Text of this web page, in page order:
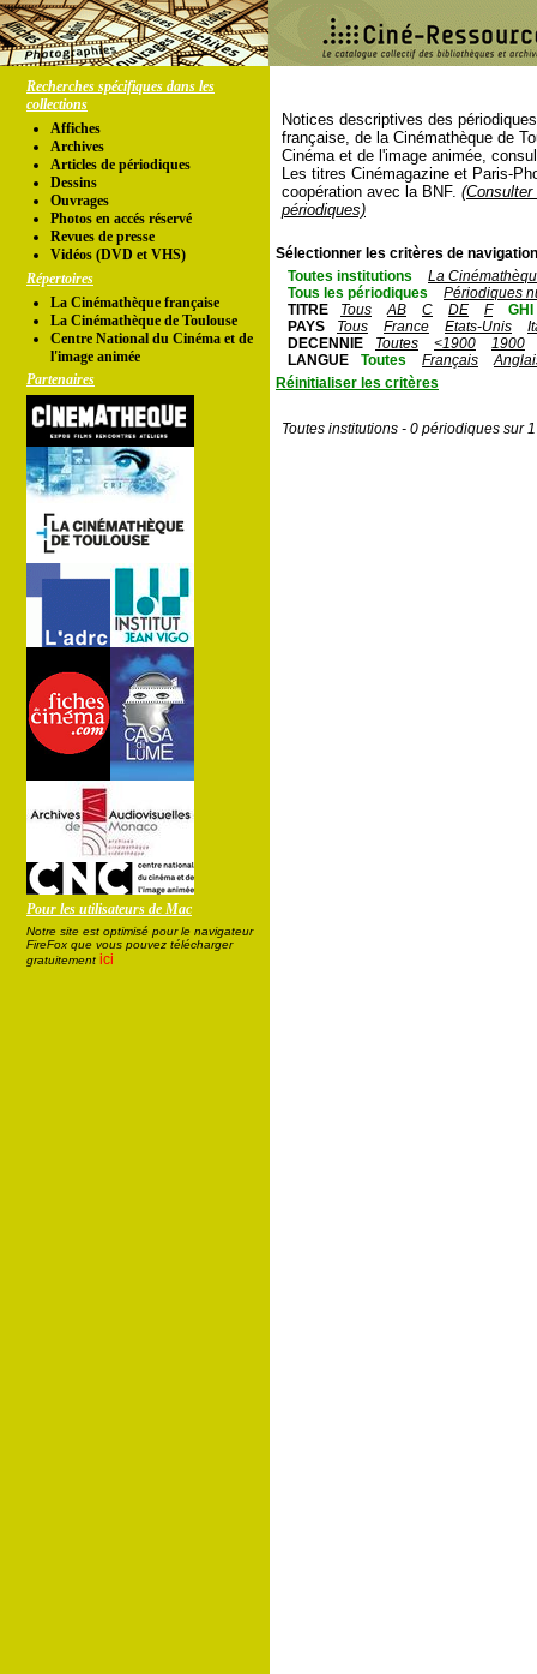
Recherches spécifiques dans les
collections
Affiches
Archives
Articles de périodiques
Dessins
Ouvrages
Photos en accés réservé
Revues de presse
Vidéos (DVD et VHS)
Répertoires
La Cinémathèque française
La Cinémathèque de Toulouse
Centre National du Cinéma et de
l'image animée
Partenaires
Pour les utilisateurs de Mac
Notre site est optimisé pour le navigateur
FireFox que vous pouvez télécharger
gratuitement ici
Notices descriptives des
française, de la Cinémathèque de
Cinéma et de l'image animée,
Les titres Cinémagazine et Paris-
coopération avec la BNF.
périodiques)
Sélectionner les critères de
Toutes institutions
La
Tous les périodiques
Périodiques
TITRE
Tous AB C DE F
GHI
PAYS
Tous France Etats-Unis
DECENNIE
Toutes <1900
1900
LANGUE
Toutes Français
Réinitialiser les critères
Toutes institutions - 0 périodiques sur